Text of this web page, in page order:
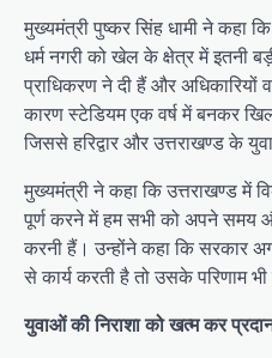
मुख्यमंत्री पुष्कर सिंह धामी ने कहा
धर्म नगरी को खेल के क्षेत्र में इतनी
प्राधिकरण ने दी हैं और अधिकारियों
कारण स्टेडियम एक वर्ष में बनकर
जिससे हरिद्वार और उत्तराखण्ड के
मुख्यमंत्री ने कहा कि उत्तराखण्ड में
पूर्ण करने में हम सभी को अपने समय
करनी हैं। उन्होंने कहा कि सरकार
से कार्य करती है तो उसके परिणाम
युवाओं की निराशा को खत्म कर